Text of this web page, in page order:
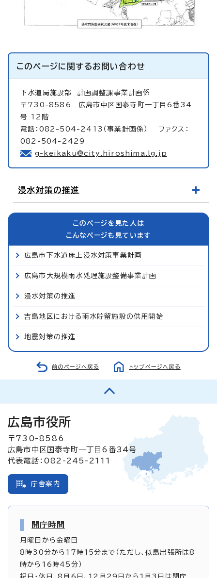
このページに関するお問い合わせ
下水道局施設部 計画調整課事業計画係
〒730-8586 広島市中区国泰寺町一丁目6番34
号 12階
電話：082-504-2413（事業計画係） ファクス：
082-504-2429
g-keikaku@city.hiroshima.lg.jp
浸水対策の推進
このページを見た人は
こんなページも見ています
広島市下水道床上浸水対策事業計画
広島市大規模雨水処理施設整備事業計画
浸水対策の推進
吉島地区における雨水貯留施設の供用開始
地震対策の推進
前のページへ戻る トップページへ戻る
広島市役所
〒730-8586
広島市中区国泰寺町一丁目6番34号
代表電話：082-245-2111
庁舎案内
開庁時間
月曜日から金曜日
8時30分から17時15分まで（ただし、似島出張所は8
時から16時45分）